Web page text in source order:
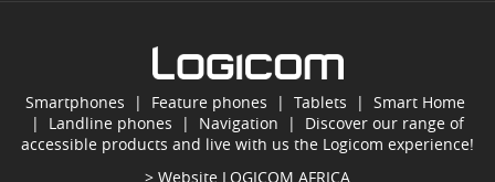
Smartphones | Feature phones | Tablets | Smart Home
| Landline phones | Navigation | Discover our range of
accessible products and live with us the Logicom experience!
> Website LOGICOM AFRICA